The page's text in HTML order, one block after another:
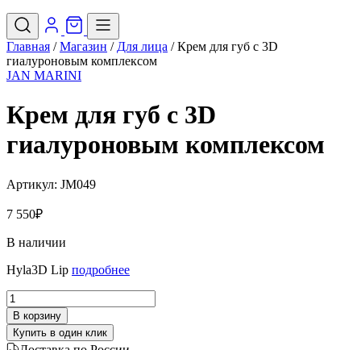
Главная / Магазин / Для лица /Крем для губ с 3D
гиалуроновым комплексом
JAN MARINI
Крем для губ с 3D
гиалуроновым комплексом
Артикул: JM049
7 550₽
В наличии
Hyla3D Lip подробнее
Количество
товара
Крем
для
В корзину
Купить в один клик